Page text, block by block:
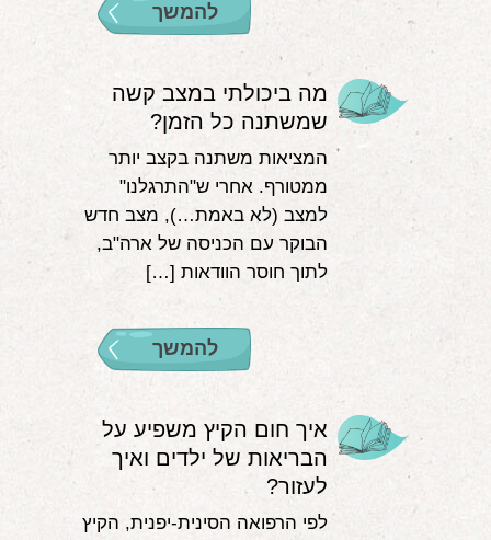
להמשך
מה ביכולתי במצב קשה
שמשתנה כל הזמן?
המציאות משתנה בקצב יותר
ממטורף. אחרי ש"התרגלנו"
למצב (לא באמת…), מצב חדש
הבוקר עם הכניסה של ארה"ב,
לתוך חוסר הוודאות […]
להמשך
איך חום הקיץ משפיע על
הבריאות של ילדים ואיך
לעזור?
לפי הרפואה הסינית-יפנית, הקיץ